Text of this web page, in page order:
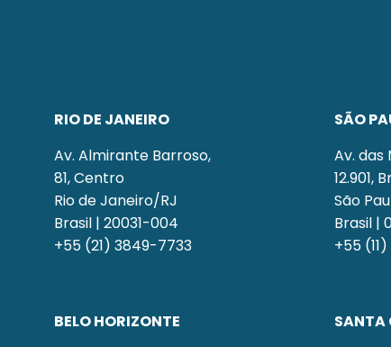
RIO DE JANEIRO
Av. Almirante Barroso,
81, Centro
Rio de Janeiro/RJ
Brasil | 20031-004
+55 (21) 3849-7733
SÃO
Av. das
12.901,
São
Brasil |
+55
BELO HORIZONTE
SANTA